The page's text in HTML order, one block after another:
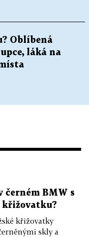
Oblíbená
láká na
černém BMW s
křižovatku?
křižovatky
skly a